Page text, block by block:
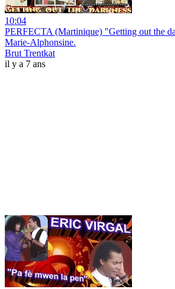
10:04
PERFECTA (Martinique) "Getting out the
Marie-Alphonsine.
Brut Trentkat
il y a 7 ans